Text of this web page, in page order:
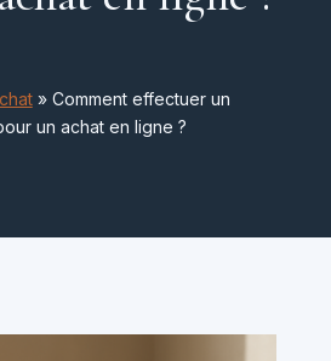
» Comment effectuer un
un achat en ligne ?